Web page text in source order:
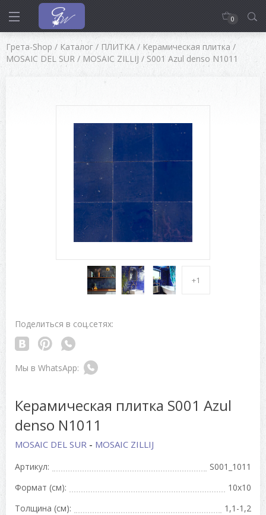
0
Грета-Shop / Каталог / ПЛИТКА / Керамическая плитка /
MOSAIC DEL SUR / MOSAIC ZILLIJ / S001 Azul denso N1011
+1
Поделиться в соц.сетях:
Керамическая плитка S001 Azul
denso N1011
MOSAIC DEL SUR - MOSAIC ZILLIJ
Артикул:
S001_1011
Формат (см):
10x10
Толщина (см):
1,1-1,2